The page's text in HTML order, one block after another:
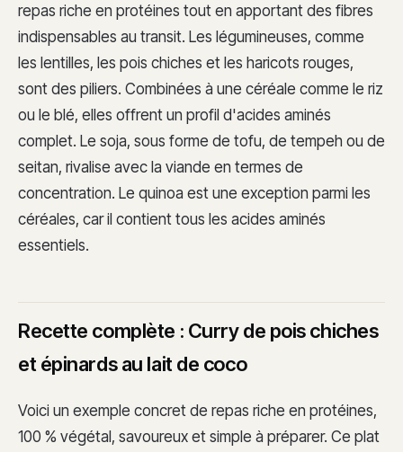
repas riche en protéines tout en apportant des fibres
indispensables au transit. Les légumineuses, comme
les lentilles, les pois chiches et les haricots rouges,
sont des piliers. Combinées à une céréale comme le riz
ou le blé, elles offrent un profil d'acides aminés
complet. Le soja, sous forme de tofu, de tempeh ou de
seitan, rivalise avec la viande en termes de
concentration. Le quinoa est une exception parmi les
céréales, car il contient tous les acides aminés
essentiels.
Recette complète : Curry de pois chiches
et épinards au lait de coco
Voici un exemple concret de repas riche en protéines,
100 % végétal, savoureux et simple à préparer. Ce plat